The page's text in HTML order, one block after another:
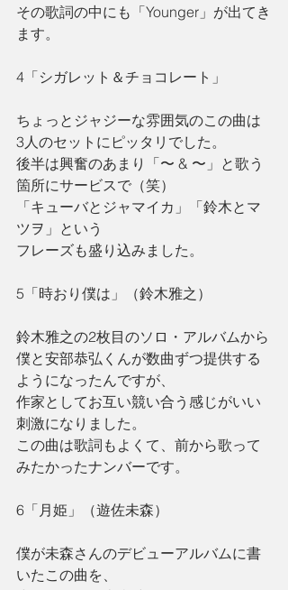
その歌詞の中にも「Younger」が出てき
ます。
4「シガレット＆チョコレート」
ちょっとジャジーな雰囲気のこの曲は
3人のセットにピッタリでした。
後半は興奮のあまり「〜 & 〜」と歌う
箇所にサービスで（笑）
「キューバとジャマイカ」「鈴木とマ
ツヲ」という
フレーズも盛り込みました。
5「時おり僕は」（鈴木雅之）
鈴木雅之の2枚目のソロ・アルバムから
僕と安部恭弘くんが数曲ずつ提供する
ようになったんですが、
作家としてお互い競い合う感じがいい
刺激になりました。
この曲は歌詞もよくて、前から歌って
みたかったナンバーです。
6「月姫」（遊佐未森）
僕が未森さんのデビューアルバムに書
いたこの曲を、